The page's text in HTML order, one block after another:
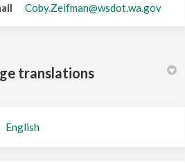
Coby.Zeifman@wsdot.wa.gov
translations
English